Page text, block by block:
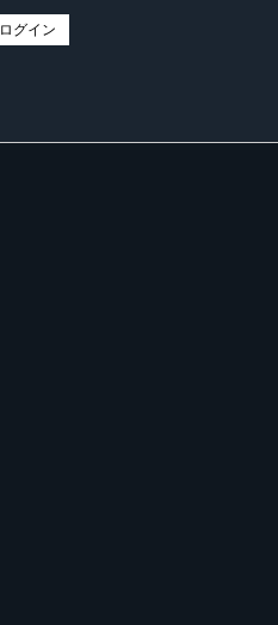
ログイン